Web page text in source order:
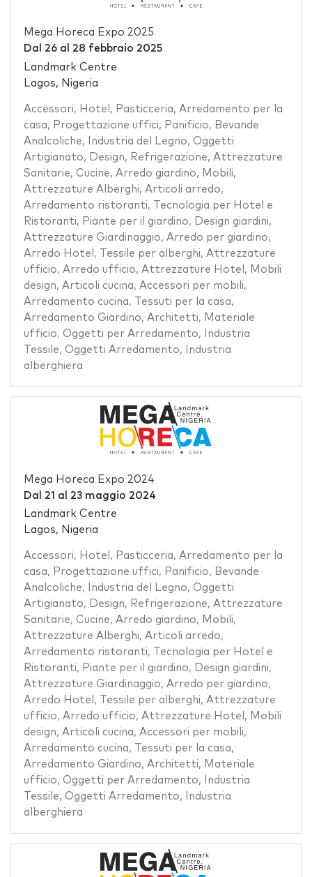
Mega Horeca Expo 2025
Dal 26al 28 febbraio 2025
Landmark Centre
Lagos, Nigeria
Accessori, Hotel , Pasticceria, Arredamento per la
casa, Progettazione uffici, Panificio, Bevande
Analcoliche, Industria del Legno, Oggetti
Artigianato, Design, Refrigerazione, Attrezzature
Sanitarie, Cucine, Arredo giardino, Mobili,
Attrezzature Alberghi, Articoli arredo,
Arredamento ristoranti,
Tecnologia per Hotel e
Ristoranti, Piante per il giardino, Design giardini,
Attrezzature Giardinaggio, Arredo per giardino,
Arredo Hotel , Tessile per alberghi, Attrezzature
ufficio, Arredo ufficio, Attrezzature Hotel , Mobili
design, Articoli cucina, Accessori per mobili,
Arredamento cucina, Tessuti per la casa,
Arredamento Giardino, Architetti, Materiale
ufficio, Oggetti per Arredamento,
Industria
Tessile, Oggetti Arredamento,
Industria
alberghiera
Mega Horeca Expo 2024
Dal 21 al 23 maggio 2024
Landmark Centre
Lagos, Nigeria
Accessori, Hotel , Pasticceria, Arredamento per la
casa, Progettazione uffici, Panificio, Bevande
Analcoliche, Industria del Legno, Oggetti
Artigianato, Design, Refrigerazione, Attrezzature
Sanitarie, Cucine, Arredo giardino, Mobili,
Attrezzature Alberghi, Articoli arredo,
Arredamento ristoranti,
Tecnologia per Hotel e
Ristoranti, Piante per il giardino, Design giardini,
Attrezzature Giardinaggio, Arredo per giardino,
Arredo Hotel , Tessile per alberghi, Attrezzature
ufficio, Arredo ufficio, Attrezzature Hotel , Mobili
design, Articoli cucina, Accessori per mobili,
Arredamento cucina, Tessuti per la casa,
Arredamento Giardino, Architetti, Materiale
ufficio, Oggetti per Arredamento,
Industria
Tessile, Oggetti Arredamento,
Industria
alberghiera